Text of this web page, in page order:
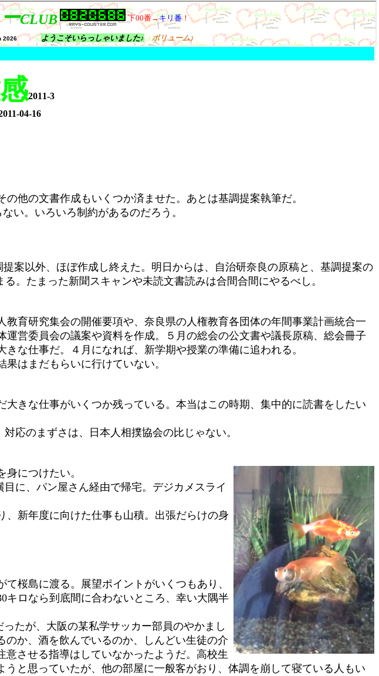
2011-3
04-16
他の文書作成もいくつか済ませた。あとは基調提案執筆だ。
い。いろいろ制約があるのだろう。
案以外、ほぼ作成し終えた。明日からは、自治研奈良の原稿と、基調提案の
。たまった新聞スキャンや未読文書読みは合間合間にやるべし。
育研究集会の開催要項や、奈良県の人権教育各団体の年間事業計画統合一
営委員会の議案や資料を作成。５月の総会の公文書や議長原稿、総会冊子
な仕事だ。４月になれば、新学期や授業の準備に追われる。
はまだもらいに行けていない。
きな仕事がいくつか残っている。本当はこの時期、集中的に読書をしたい
応のまずさは、日本人相撲協会の比じゃない。
につけたい。
に、パン屋さん経由で帰宅。デジカメスライ
新年度に向けた仕事も山積。出張だらけの身
桜島に渡る。展望ポイントがいくつもあり、
キロなら到底間に合わないところ、幸い大隅半
たが、大阪の某私学サッカー部員のやかまし
か、酒を飲んでいるのか、しんどい生徒の介
させる指導はしていなかったようだ。高校生
と思っていたが、他の部屋に一般客がおり、体調を崩して寝ている人もい